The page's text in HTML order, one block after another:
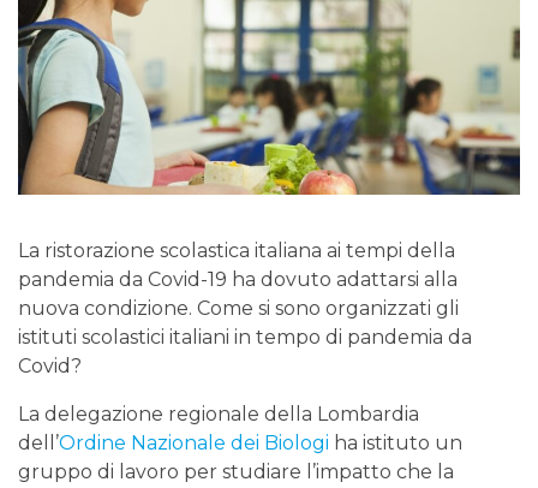
La ristorazione scolastica italiana ai tempi della
pandemia da Covid-19 ha dovuto adattarsi alla
nuova condizione. Come si sono organizzati gli
istituti scolastici italiani in tempo di pandemia da
Covid?
La delegazione regionale della Lombardia
dell’Ordine Nazionale dei Biologi ha istituto un
gruppo di lavoro per studiare l’impatto che la